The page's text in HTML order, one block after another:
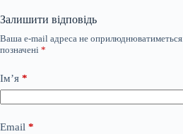
Залишити відповідь
Ваша e-mail адреса не оприлюднюватиметься.
позначені *
Ім’я *
Email *